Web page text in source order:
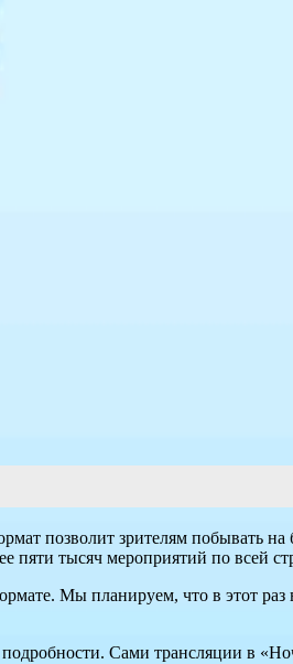
позволит зрителям побывать на
пяти тысяч мероприятий по всей
Мы планируем, что в этот
Сами трансляции в